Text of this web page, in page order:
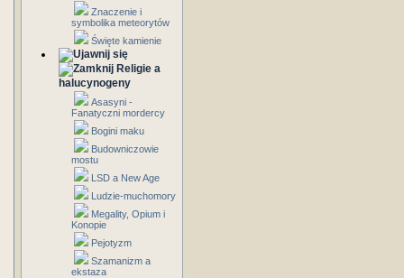
Znaczenie i
symbolika meteorytów
Święte kamienie
Religie a
halucynogeny
Asasyni -
Fanatyczni mordercy
Bogini maku
Budowniczowie
mostu
LSD a New Age
Ludzie-muchomory
Megality, Opium i
Konopie
Pejotyzm
Szamanizm a
ekstaza